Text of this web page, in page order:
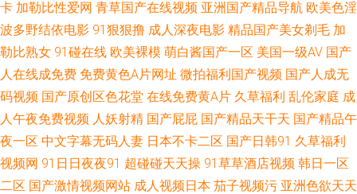
黄 日韩国产久久 香蕉久艹 91叉啊插 91资源在线播放 成人三级黄色网 国产
人妖另类在线 另类综合另类 欧洲四级片网址 亚洲性爱精品 91制作室白乳 超
碰人妻人射 国产精选视频 精品一区在 蜜桃嫩草91 欧美洲三极 天天色天天操
操屄 51在线视频导航 av搬运工 大香蕉伊人粉红 精品人妻人人草 男人色在线
豆花 人人摸超碰 五月天com 尤物国产 97资源色 成人性交免费视屏 含羞草黄
卡 加勒比性爱网 青草国产在线视频 亚洲国产精品导航 欧美色淫
波多野结依电影 91狠狠撸 成人深夜电影 精品国产美女剃毛 加
勒比熟女 91碰在线 欧美裸模 萌白酱国产一区 美国一级AV 国产
人在线成免费 免费黄色A片网址 微拍福利国产视频 国产人成无
码视频 国产原创区色花堂 在线免费黄A片 久草福利 乱伦家庭 成
人午夜免费视频 人妖射精 国产屁屁 国产精品天干天 国产精品午
夜一区 中文字幕无码人妻 日本不卡二区 国产日韩91 久草福利
视频网 91日日夜夜91 超碰碰天天操 91草草酒店视频 韩日一区
二区 国产激情视频网站 成人视频日本 茄子视频污 亚洲色欲天天